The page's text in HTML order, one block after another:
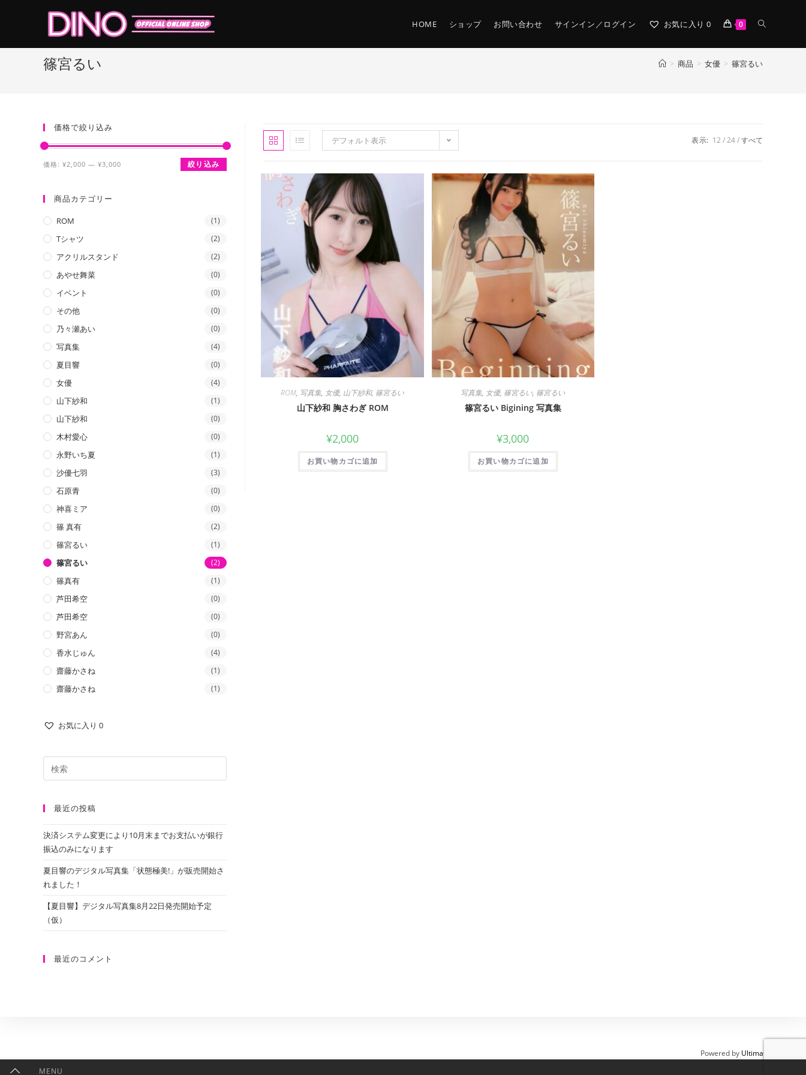
ン
HOME ショップ お問い合わせ サインイン／ログイン お気に入り 0 0 TOGGLE
WEBSITE
篠宮るい > 商品 > 女優 > 篠宮るい
デフォルト表示 表示: 12 24 すべて
ROM, 写真集, 女優, 山下紗和, 篠宮るい
山下紗和 胸さわぎ ROM
¥2,000
お買い物カゴに追加
写真集, 女優, 篠宮るい, 篠宮るい
篠宮るい Bigining 写真集
¥3,000
お買い物カゴに追加
価格で絞り込み
最
格
最
格
絞り込み
価格: ¥2,000 — ¥3,000
商品カテゴリー
ROM (1)
Tシャツ (2)
アクリルスタンド (2)
あやせ舞菜 (0)
イベント (0)
その他 (0)
乃々瀬あい (0)
写真集 (4)
夏目響 (0)
女優 (4)
山下紗和 (1)
山下紗和 (0)
木村愛心 (0)
永野いち夏 (1)
沙優七羽 (3)
石原青 (0)
神喜ミア (0)
篠 真有 (2)
篠宮るい (1)
篠宮るい (2)
篠真有 (1)
芦田希空 (0)
芦田希空 (0)
野宮あん (0)
香水じゅん (4)
齋藤かさね (1)
齋藤かさね (1)
お気に入り 0
最近の投稿
決済システム変更により10月末までお支払いが銀行
振込のみになります
夏目響のデジタル写真集「状態極美!」が販売開始さ
れました！
【夏目響】デジタル写真集8月22日発売開始予定
（仮）
最近のコメント
MENU
Powered by Ultimate Auction